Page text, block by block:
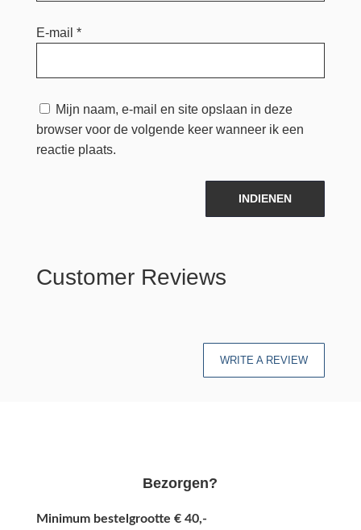
E-mail *
Mijn naam, e-mail en site opslaan in deze
browser voor de volgende keer wanneer ik een
reactie plaats.
INDIENEN
Customer Reviews
WRITE A REVIEW
Bezorgen?
Minimum bestelgrootte € 40,-